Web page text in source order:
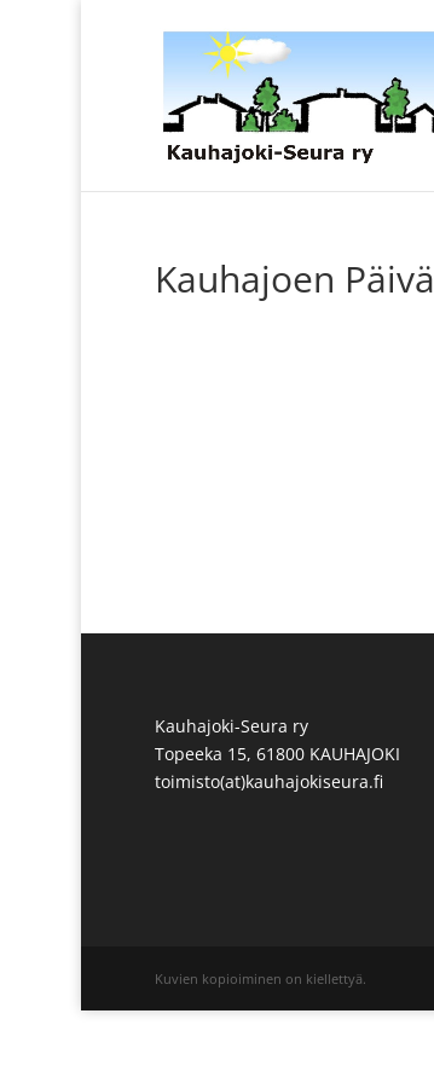
Kauhajoen Päivä
Kauhajoki-Seura ry
Topeeka 15, 61800 KAUHAJOKI
toimisto(at)kauhajokiseura.fi
Kuvien kopioiminen on kiellettyä.